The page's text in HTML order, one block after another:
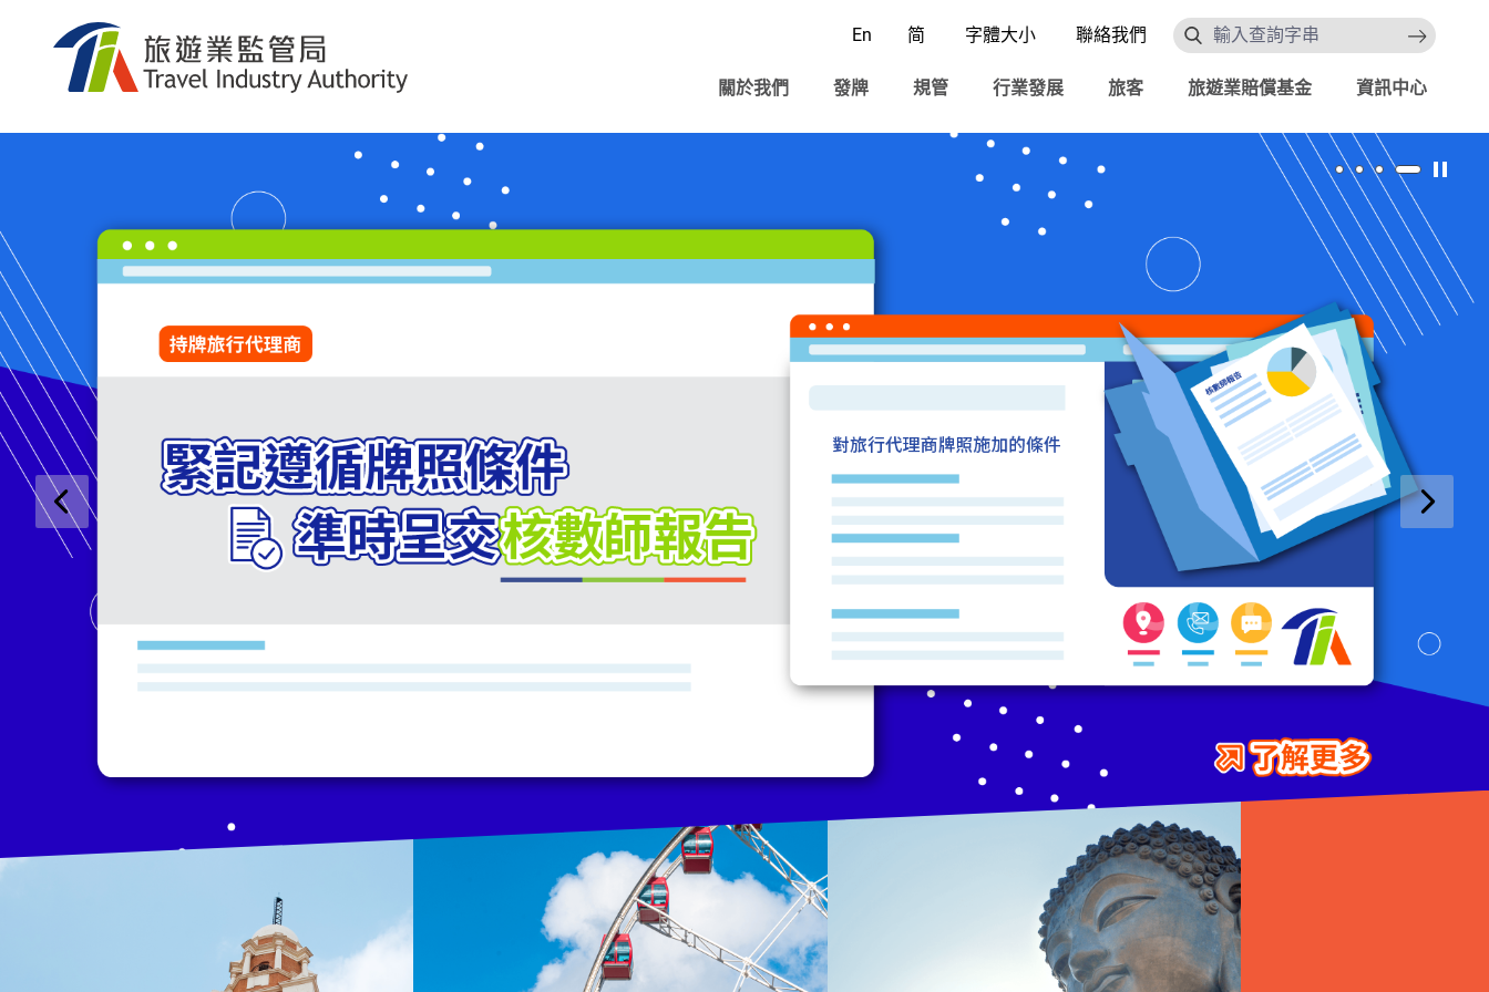
En
简 字體大小
聯絡我們
搜索
關於我們
發牌 規管 行業發展 旅客 旅遊業賠償基金 資訊中心
旅遊業監管局